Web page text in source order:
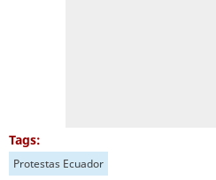
Tags:
Protestas Ecuador